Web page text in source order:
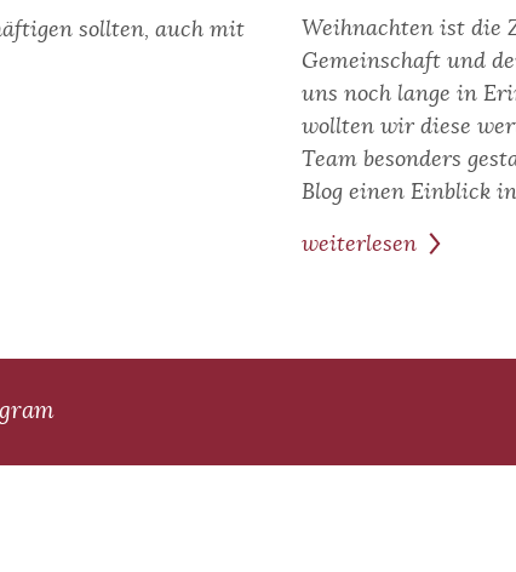
sollten, auch mit
Weihnachten ist die
Gemeinschaft und
uns noch lange in
wollten wir diese
Team besonders
Blog einen Einblick
weiterlesen
Zauber